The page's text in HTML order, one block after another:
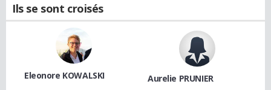
Ils se sont croisés
Eleonore KOWALSKI Aurelie PRUNIER